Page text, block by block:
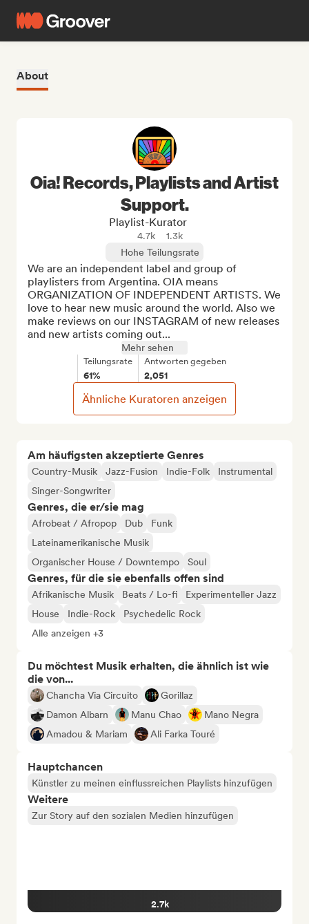
About
Am häufigsten akzeptierte Genres
Country-Musik Jazz-Fusion Indie-Folk
Instrumental
Singer-Songwriter
Genres, die er/sie mag
Afrobeat / Afropop Dub
Funk
Lateinamerikanische Musik
Organischer House / Downtempo
Soul
Genres, für die sie ebenfalls offen sind
Afrikanische Musik Beats / Lo-fi
Experimenteller Jazz
House
Indie-Rock
Psychedelic Rock
Alle anzeigen +3
Du möchtest Musik erhalten, die ähnlich ist wie
die von...
Chancha Via Circuito
Gorillaz
Damon Albarn
Manu Chao
Mano Negra
Amadou & Mariam
Ali Farka Touré
Hauptchancen
Künstler zu meinen einflussreichen Playlists hinzufügen
Weitere
Zur Story auf den sozialen Medien hinzufügen
2.7k
Oia! Records, Playlists and Artist
Support.
Playlist-Kurator
4.7k
1.3k
Hohe Teilungsrate
We are an independent label and group of
playlisters from Argentina. OIA means
ORGANIZATION OF INDEPENDENT ARTISTS. We
love to hear new music around the world. Also we
make reviews on our INSTAGRAM of new releases
and new artists coming out...
Mehr sehen
Teilungsrate
61%
Antworten gegeben
2,051
Ähnliche Kuratoren anzeigen